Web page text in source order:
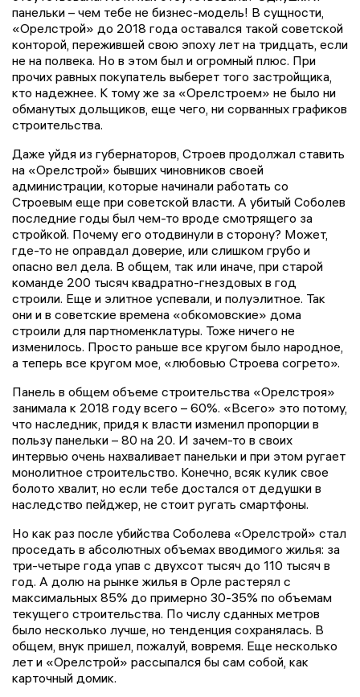
панельки – чем тебе не бизнес-модель! В сущности,
«Орелстрой» до 2018 года оставался такой советской
конторой, пережившей свою эпоху лет на тридцать, если
не на полвека. Но в этом был и огромный плюс. При
прочих равных покупатель выберет того застройщика,
кто надежнее. К тому же за «Орелстроем» не было ни
обманутых дольщиков, еще чего, ни сорванных графиков
строительства.
Даже уйдя из губернаторов, Строев продолжал ставить
на «Орелстрой» бывших чиновников своей
администрации, которые начинали работать со
Строевым еще при советской власти. А убитый Соболев
последние годы был чем-то вроде смотрящего за
стройкой. Почему его отодвинули в сторону? Может,
где-то не оправдал доверие, или слишком грубо и
опасно вел дела. В общем, так или иначе, при старой
команде 200 тысяч квадратно-гнездовых в год
строили. Еще и элитное успевали, и полуэлитное. Так
они и в советские времена «обкомовские» дома
строили для партноменклатуры. Тоже ничего не
изменилось. Просто раньше все кругом было народное,
а теперь все кругом мое, «любовью Строева согрето».
Панель в общем объеме строительства «Орелстроя»
занимала к 2018 году всего – 60%. «Всего» это потому,
что наследник, придя к власти изменил пропорции в
пользу панельки – 80 на 20. И зачем-то в своих
интервью очень нахваливает панельки и при этом ругает
монолитное строительство. Конечно, всяк кулик свое
болото хвалит, но если тебе достался от дедушки в
наследство пейджер, не стоит ругать смартфоны.
Но как раз после убийства Соболева «Орелстрой» стал
проседать в абсолютных объемах вводимого жилья: за
три-четыре года упав с двухсот тысяч до 110 тысяч в
год. А долю на рынке жилья в Орле растерял с
максимальных 85% до примерно 30-35% по объемам
текущего строительства. По числу сданных метров
было несколько лучше, но тенденция сохранялась. В
общем, внук пришел, пожалуй, вовремя. Еще несколько
лет и «Орелстрой» рассыпался бы сам собой, как
карточный домик.